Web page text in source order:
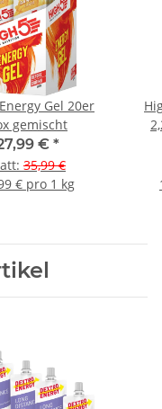
Gel 20er
gemischt
€ *
: 35,99 €
€ pro 1 kg